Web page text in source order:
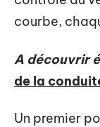
courbe,
A découvrir
de la
Un premier